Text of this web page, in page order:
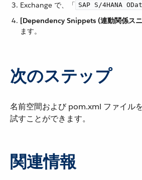
Exchange で、「​ SAP S/4HANA
[Dependency Snippets (連動関係ス
ます。
次のステップ
名前空間および pom.xml ファイルを
試すことができます。
関連情報